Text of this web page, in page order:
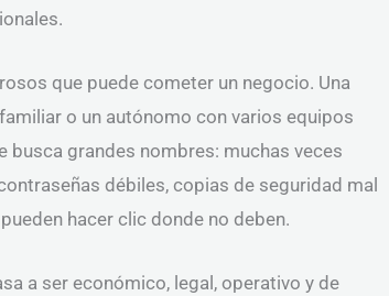
que puede cometer un negocio. Una
o un autónomo con varios equipos
grandes nombres: muchas veces
débiles, copias de seguridad mal
hacer clic donde no deben.
a ser económico, legal, operativo y de